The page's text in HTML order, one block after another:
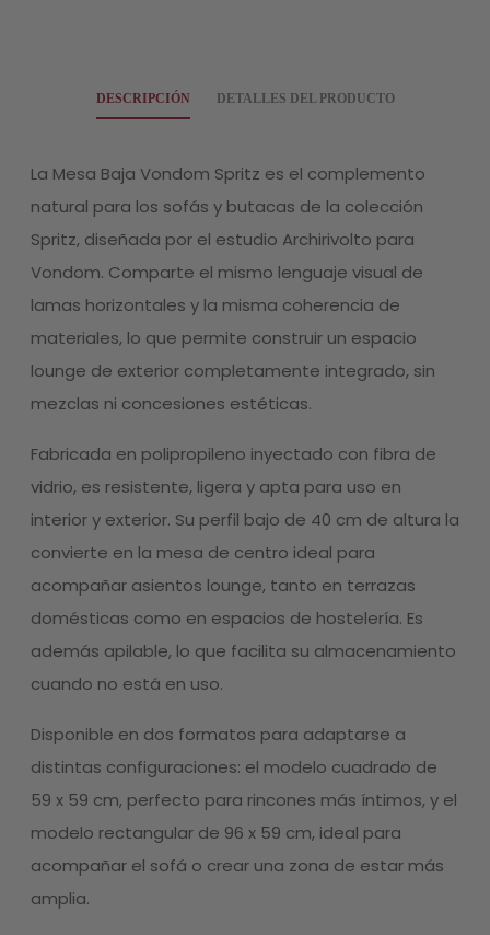
DESCRIPCIÓN DETALLES DEL PRODUCTO
La Mesa Baja Vondom Spritz es el complemento
natural para los sofás y butacas de la colección
Spritz, diseñada por el estudio Archirivolto para
Vondom. Comparte el mismo lenguaje visual de
lamas horizontales y la misma coherencia de
materiales, lo que permite construir un espacio
lounge de exterior completamente integrado, sin
mezclas ni concesiones estéticas.
Fabricada en polipropileno inyectado con fibra de
vidrio, es resistente, ligera y apta para uso en
interior y exterior. Su perfil bajo de 40 cm de altura la
convierte en la mesa de centro ideal para
acompañar asientos lounge, tanto en terrazas
domésticas como en espacios de hostelería. Es
además apilable, lo que facilita su almacenamiento
cuando no está en uso.
Disponible en dos formatos para adaptarse a
distintas configuraciones: el modelo cuadrado de
59 x 59 cm, perfecto para rincones más íntimos, y el
modelo rectangular de 96 x 59 cm, ideal para
acompañar el sofá o crear una zona de estar más
amplia.